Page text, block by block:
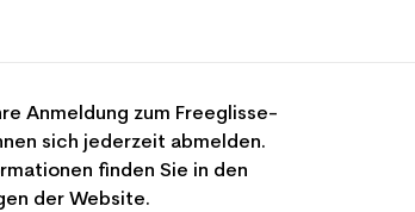
Anmeldung zum Freeglisse-
sich jederzeit abmelden.
finden Sie in den
der Website.